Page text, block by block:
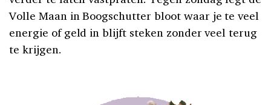
Volle Maan in Boogschutter bloot waar je te veel
energie of geld in blijft steken zonder veel terug
te krijgen.